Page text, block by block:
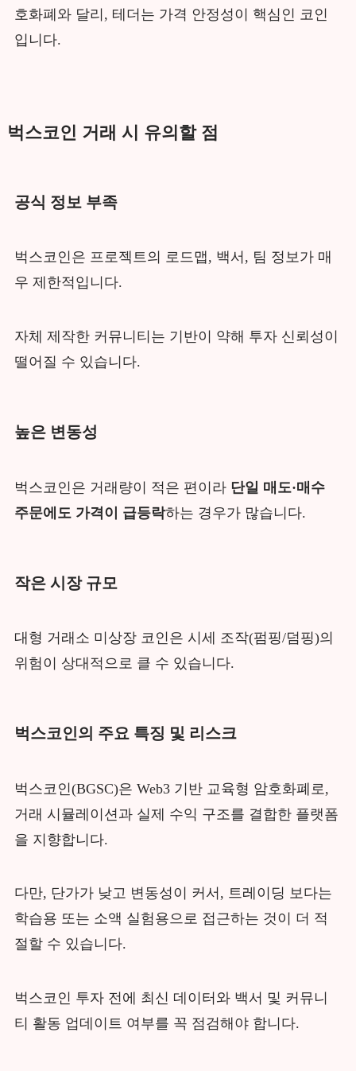
호화폐와 달리, 테더는 가격 안정성이 핵심인 코인
입니다.
벅스코인 거래 시 유의할 점
공식 정보 부족
벅스코인은 프로젝트의 로드맵, 백서, 팀 정보가 매
우 제한적입니다.
자체 제작한 커뮤니티는 기반이 약해 투자 신뢰성이
떨어질 수 있습니다.
높은 변동성
벅스코인은 거래량이 적은 편이라 단일 매도·매수
주문에도 가격이 급등락하는 경우가 많습니다.
작은 시장 규모
대형 거래소 미상장 코인은 시세 조작(펌핑/덤핑)의
위험이 상대적으로 클 수 있습니다.
벅스코인의 주요 특징 및 리스크
벅스코인(BGSC)은 Web3 기반 교육형 암호화폐로,
거래 시뮬레이션과 실제 수익 구조를 결합한 플랫폼
을 지향합니다.
다만, 단가가 낮고 변동성이 커서, 트레이딩 보다는
학습용 또는 소액 실험용으로 접근하는 것이 더 적
절할 수 있습니다.
벅스코인 투자 전에 최신 데이터와 백서 및 커뮤니
티 활동 업데이트 여부를 꼭 점검해야 합니다.